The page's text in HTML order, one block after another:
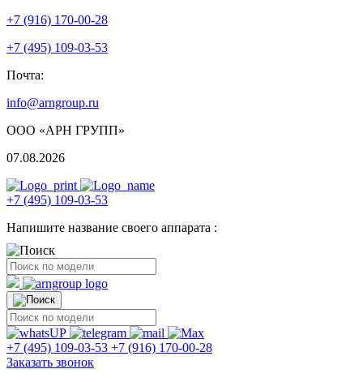
+7 (916) 170-00-28
+7 (495) 109-03-53
Почта:
info@arngroup.ru
ООО «АРН ГРУПП»
07.08.2026
+7 (495) 109-03-53
Напишите название своего аппарата :
+7 (495) 109-03-53 +7 (916) 170-00-28
Заказать звонок